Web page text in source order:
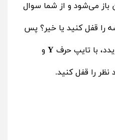
باز می‌شود و از شما سوال
را قفل کنید یا خیر؟ پس
با تایپ حرف Y و
نظر را قفل کنید.